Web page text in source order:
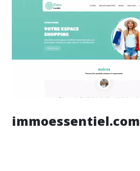
immoessentiel.com